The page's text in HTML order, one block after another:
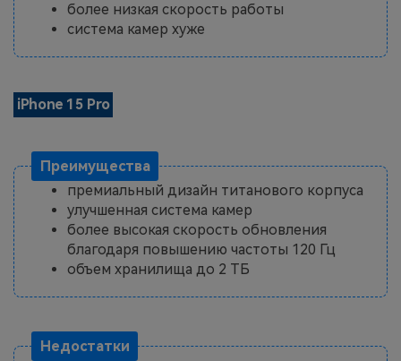
более низкая скорость работы
система камер хуже
iPhone 15 Pro
Преимущества
премиальный дизайн титанового корпуса
улучшенная система камер
более высокая скорость обновления
благодаря повышению частоты 120 Гц
объем хранилища до 2 ТБ
Недостатки